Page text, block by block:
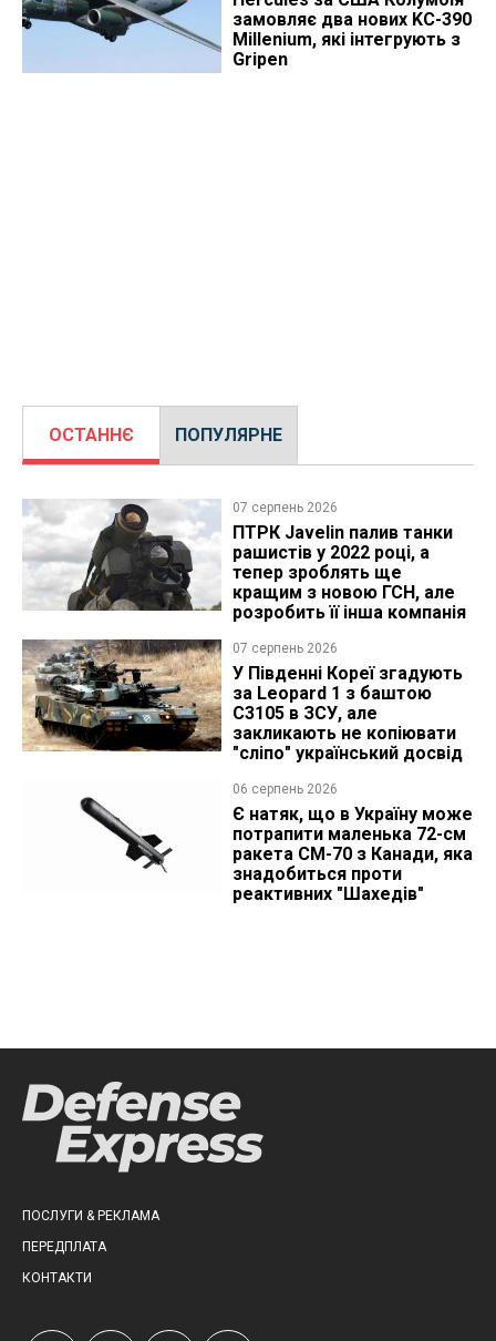
замовляє два нових KC-390
Millenium, які інтегрують з
Gripen
ОСТАННЄ ПОПУЛЯРНЕ
07 серпень 2026
ПТРК Javelin палив танки
рашистів у 2022 році, а
тепер зроблять ще
кращим з новою ГСН, але
розробить її інша компанія
07 серпень 2026
У Південні Кореї згадують
за Leopard 1 з баштою
C3105 в ЗСУ, але
закликають не копіювати
"сліпо" український досвід
06 серпень 2026
Є натяк, що в Україну може
потрапити маленька 72-см
ракета CM-70 з Канади, яка
знадобиться проти
реактивних "Шахедів"
ПОСЛУГИ & РЕКЛАМА
ПЕРЕДПЛАТА
КОНТАКТИ